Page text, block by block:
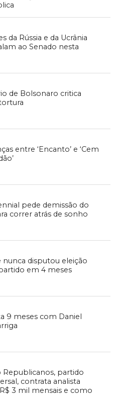
da Rússia e da Ucrânia
ao Senado nesta
de Bolsonaro critica
entre ‘Encanto’ e ‘Cem
pede demissão do
correr atrás de sonho
disputou eleição
em 4 meses
9 meses com Daniel
Republicanos, partido
contrata analista
3 mil mensais e como